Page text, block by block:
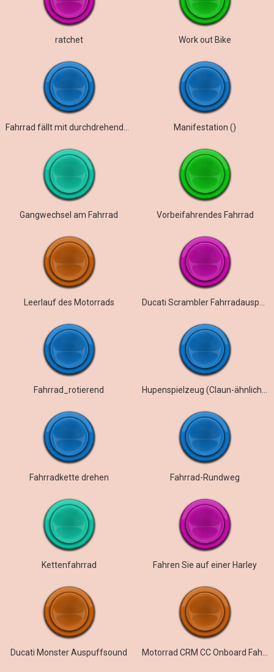
ratchet Work out Bike
Manifestation ()
Gangwechsel am Fahrrad Vorbeifahrendes Fahrrad
Leerlauf des Motorrads
Fahrrad_rotierend
Fahrradkette drehen Fahrrad-Rundweg
Kettenfahrrad Fahren Sie auf einer Harley
Ducati Monster Auspuffsound